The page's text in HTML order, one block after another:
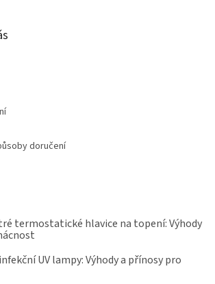
doručení
termostatické hlavice na topení: Výhody
UV lampy: Výhody a přínosy pro